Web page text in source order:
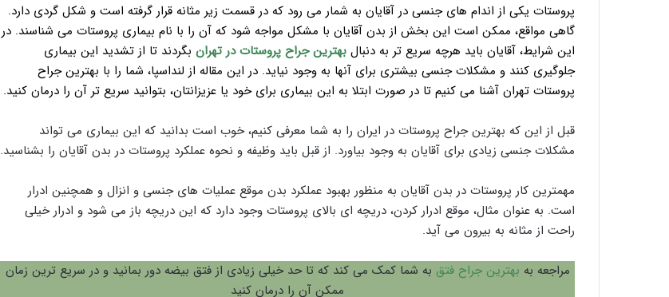
پروستات یکی از اندام های جنسی در آقایان به شمار می رود که در قسمت زیر مثانه قرار گرفته است و شکل گردی دارد.
گاهی مواقع، ممکن است این بخش از بدن آقایان با مشکل مواجه شود که آن را با نام بیماری پروستات می شناسند. در
این شرایط، آقایان باید هرچه سریع تر به دنبال بهترین جراح پروستات در تهران بگردند تا از تشدید این بیماری
جلوگیری کنند و مشکلات جنسی بیشتری برای آنها به وجود نیاید. در این مقاله از لنداسپا، شما را با بهترین جراح
پروستات تهران آشنا می کنیم تا در صورت ابتلا به این بیماری برای خود یا عزیزانتان، بتوانید سریع تر آن را درمان کنید.
قبل از این که بهترین جراح پروستات در ایران را به شما معرفی کنیم، خوب است بدانید که این بیماری می تواند
مشکلات جنسی زیادی برای آقایان به وجود بیاورد. از قبل باید وظیفه و نحوه عملکرد پروستات در بدن آقایان را بشناسید.
مهمترین کار پروستات در بدن آقایان به منظور بهبود عملکرد بدن موقع عملیات های جنسی و انزال و همچنین ادرار
است. به عنوان مثال، موقع ادرار کردن، دریچه ای بالای پروستات وجود دارد که این دریچه باز می شود و ادرار خیلی
راحت از مثانه به بیرون می آید.
مراجعه به بهترین جراح فتق به شما کمک می کند که تا حد خیلی زیادی از فتق بیضه دور بمانید و در سریع ترین زمان
ممکن آن را درمان کنید